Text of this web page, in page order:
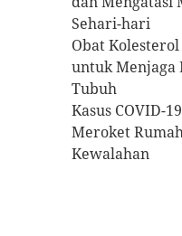
Sehari-hari
Obat Kolesterol
untuk Menjaga
Tubuh
Kasus COVID-
Meroket
Kewalahan